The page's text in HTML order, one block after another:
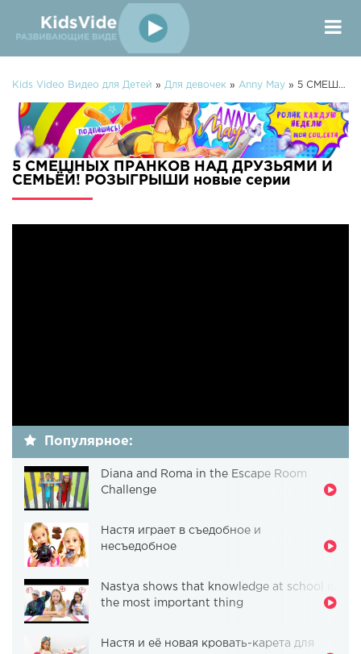
Kids Video Видео для Детей » Для девочек » Anny May » 5 СМЕШНЫХ ПРАНКОВ НАД ДРУЗЬЯМИ И СЕМЬЁЙ! РОЗЫГРЫШИ
5 СМЕШНЫХ ПРАНКОВ НАД ДРУЗЬЯМИ И
СЕМЬЁЙ! РОЗЫГРЫШИ новые серии
Популярное:
Diana and Roma in the Escape Room
Challenge
Настя играет в съедобное и
несъедобное
Nastya shows that knowledge at school is
the most important thing
Настя и её новая кровать-карета для